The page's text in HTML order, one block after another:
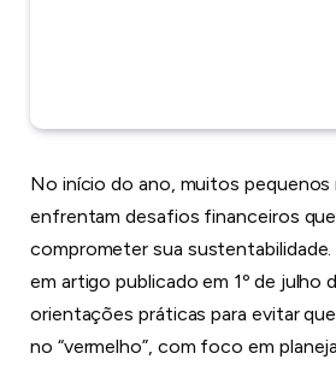
No início do ano, muitos
enfrentam desafios financeiros
comprometer sua sustentabilidade.
em artigo publicado em 1º de julho
orientações práticas para evitar
no “vermelho”, com foco em